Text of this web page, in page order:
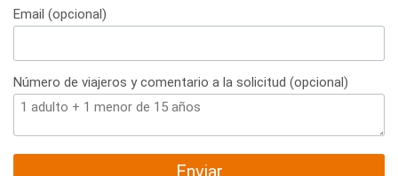
Email (opcional)
Número de viajeros y comentario a la solicitud (opcional)
Enviar